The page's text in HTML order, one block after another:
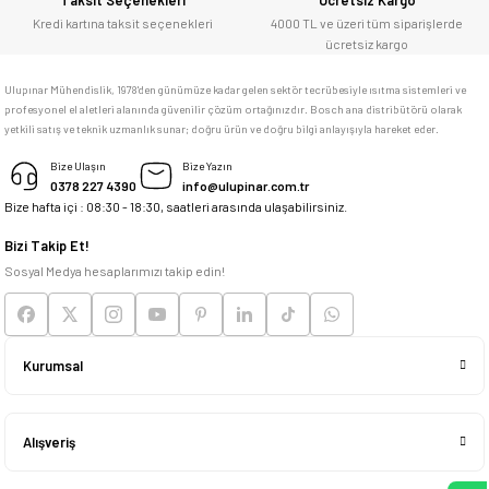
adresim Ulupınar.com.tr
memnun kaldım
Deneyimini Paylaş
Kredi kartına taksit seçenekleri
4000 TL ve üzeri tüm siparişlerde
ücretsiz kargo
Ulupınar Mühendislik, 1978'den günümüze kadar gelen sektör tecrübesiyle ısıtma sistemleri ve
profesyonel el aletleri alanında güvenilir çözüm ortağınızdır. Bosch ana distribütörü olarak
yetkili satış ve teknik uzmanlık sunar; doğru ürün ve doğru bilgi anlayışıyla hareket eder.
Bize Ulaşın
0378 227 4390
Bize Yazın
info@ulupinar.com.tr
Bize hafta içi : 08:30 - 18:30, saatleri arasında ulaşabilirsiniz.
Bizi Takip Et!
Sosyal Medya hesaplarımızı takip edin!
Kurumsal
Alışveriş